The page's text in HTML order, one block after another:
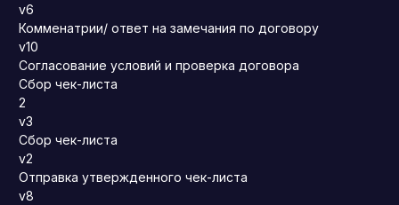
v6
Комменатрии/ ответ на замечания по договору
v10
Согласование условий и проверка договора
Сбор чек-листа
2
v3
Сбор чек-листа
v2
Отправка утвержденного чек-листа
v8